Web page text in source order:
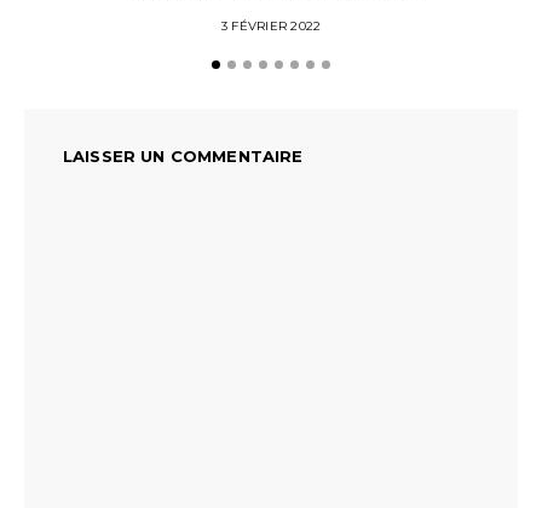
3 FÉVRIER 2022
LAISSER UN COMMENTAIRE